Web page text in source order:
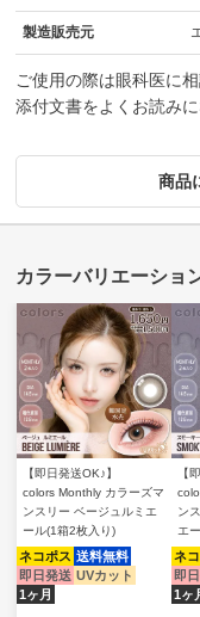
製造販売元
ご使用の際は眼科医に相
添付文書をよくお読み
商品
【即日発送OK♪】
colors Monthly カラーズマ
ンスリー ベージュルミエ
ール(1箱2枚入り)
ネコポス 送料無料
即日発送 UVカット
1ヶ月
【
ン
エ
ネ
即
1ヶ